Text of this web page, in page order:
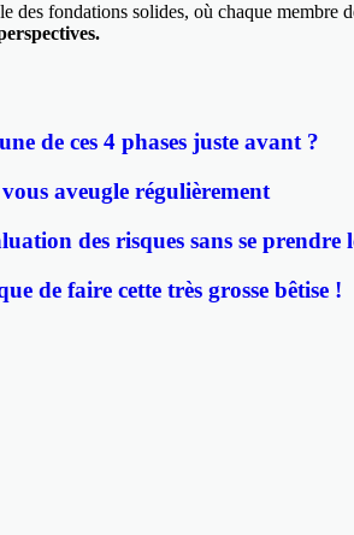
des fondations solides, où chaque
de ces 4 phases juste avant ?
aveugle régulièrement
des risques sans se prendre
de faire cette très grosse bêtise !